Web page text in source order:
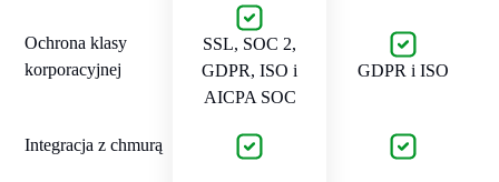
Ochrona klasy
korporacyjnej
SSL, SOC 2,
GDPR, ISO i
AICPA SOC
GDPR i ISO
Integracja z chmurą